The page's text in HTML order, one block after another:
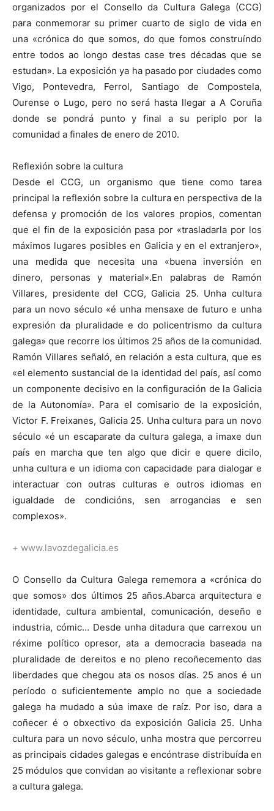
organizados por el Consello da Cultura Galega (CCG)
para conmemorar su primer cuarto de siglo de vida en
una «crónica do que somos, do que fomos construíndo
entre todos ao longo destas case tres décadas que se
estudan». La exposición ya ha pasado por ciudades como
Vigo, Pontevedra, Ferrol, Santiago de Compostela,
Ourense o Lugo, pero no será hasta llegar a A Coruña
donde se pondrá punto y final a su periplo por la
comunidad a finales de enero de 2010.
Reflexión sobre la cultura
Desde el CCG, un organismo que tiene como tarea
principal la reflexión sobre la cultura en perspectiva de la
defensa y promoción de los valores propios, comentan
que el fin de la exposición pasa por «trasladarla por los
máximos lugares posibles en Galicia y en el extranjero»,
una medida que necesita una «buena inversión en
dinero, personas y material».En palabras de Ramón
Villares, presidente del CCG, Galicia 25. Unha cultura
para un novo século «é unha mensaxe de futuro e unha
expresión da pluralidade e do policentrismo da cultura
galega» que recorre los últimos 25 años de la comunidad.
Ramón Villares señaló, en relación a esta cultura, que es
«el elemento sustancial de la identidad del país, así como
un componente decisivo en la configuración de la Galicia
de la Autonomía». Para el comisario de la exposición,
Victor F. Freixanes, Galicia 25. Unha cultura para un novo
século «é un escaparate da cultura galega, a imaxe dun
país en marcha que ten algo que dicir e quere dicilo,
unha cultura e un idioma con capacidade para dialogar e
interactuar con outras culturas e outros idiomas en
igualdade de condicións, sen arrogancias e sen
complexos».
+ www.lavozdegalicia.es
O Consello da Cultura Galega rememora a «crónica do
que somos» dos últimos 25 años.Abarca arquitectura e
identidade, cultura ambiental, comunicación, deseño e
industria, cómic… Desde unha ditadura que carrexou un
réxime político opresor, ata a democracia baseada na
pluralidade de dereitos e no pleno recoñecemento das
liberdades que chegou ata os nosos días. 25 anos é un
período o suficientemente amplo no que a sociedade
galega ha mudado a súa imaxe de raíz. Por iso, dara a
coñecer é o obxectivo da exposición Galicia 25. Unha
cultura para un novo século, unha mostra que percorreu
as principais cidades galegas e encóntrase distribuída en
25 módulos que convidan ao visitante a reflexionar sobre
a cultura galega.